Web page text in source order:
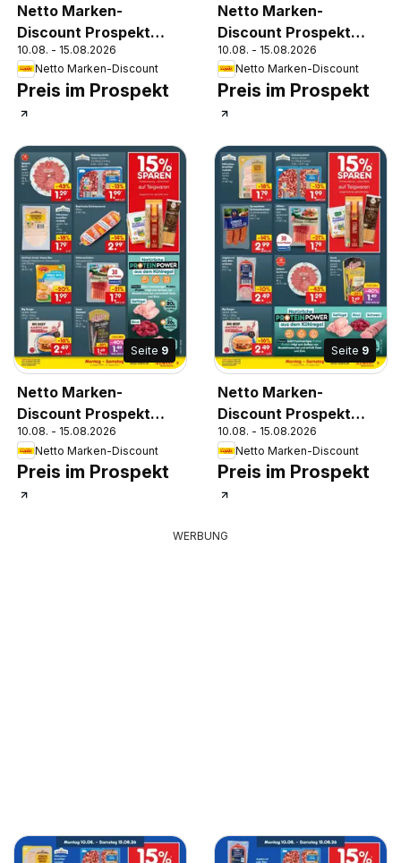
Netto Marken-
Discount Prospekt
Stemwede-Dielingen
10.08. - 15.08.2026
Netto Marken-Discount
Preis im Prospekt
Netto Marken-
Discount Prospekt
Stemwede-Dielingen
10.08. - 15.08.2026
Netto Marken-Discount
Preis im Prospekt
Seite 9
Netto Marken-
Discount Prospekt
Kruft
10.08. - 15.08.2026
Netto Marken-Discount
Preis im Prospekt
Seite 9
Netto Marken-
Discount Prospekt
Machern
10.08. - 15.08.2026
Netto Marken-Discount
Preis im Prospekt
WERBUNG